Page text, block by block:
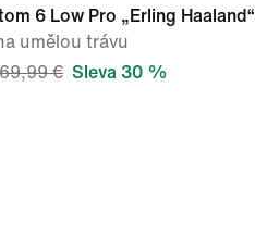
6 Low Pro „Erling Haaland“
umělou trávu
€ Sleva 30 %